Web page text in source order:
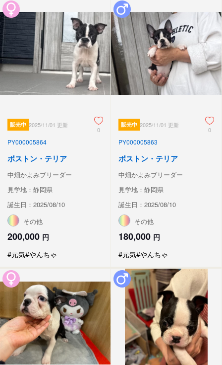
販売中 2025/11/01 更新
0
PY000005864
ボストン・テリア
中畑かよみブリーダー
見学地：静岡県
誕生日：2025/08/10
その他
200,000 円
#元気#やんちゃ
販売中 2025/11/01 更新
0
PY000005863
ボストン・テリア
中畑かよみブリーダー
見学地：静岡県
誕生日：2025/08/10
その他
180,000 円
#元気#やんちゃ